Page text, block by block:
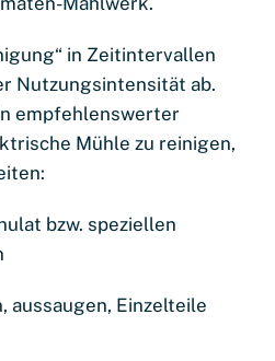
in Zeitintervallen
Nutzungsintensität ab.
empfehlenswerter
Mühle zu reinigen,
bzw. speziellen
aussaugen, Einzelteile